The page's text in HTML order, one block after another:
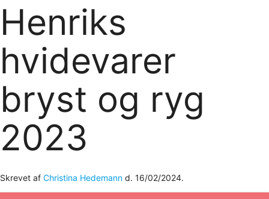
Henriks
hvidevarer
bryst og ryg
2023
Skrevet af Christina Hedemann d. 16/02/2024.